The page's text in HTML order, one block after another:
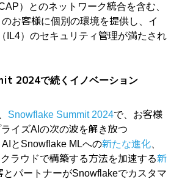
）とのネットワーク統合を含む、
お客様に個別の環境を提供し、イ
IL4）のセキュリティ管理が満たされ
2024で続くイノベーション
Snowflake Summit 2024で、お客様
イズAIの次の波を解き放つ
とSnowflake MLへの新たな進化
ラウドで構築する方法を加速する新
とパートナーがSnowflakeでカスタマ